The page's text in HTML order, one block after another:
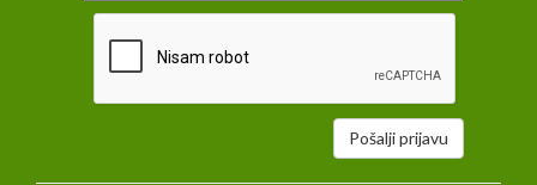
Pošalji prijavu